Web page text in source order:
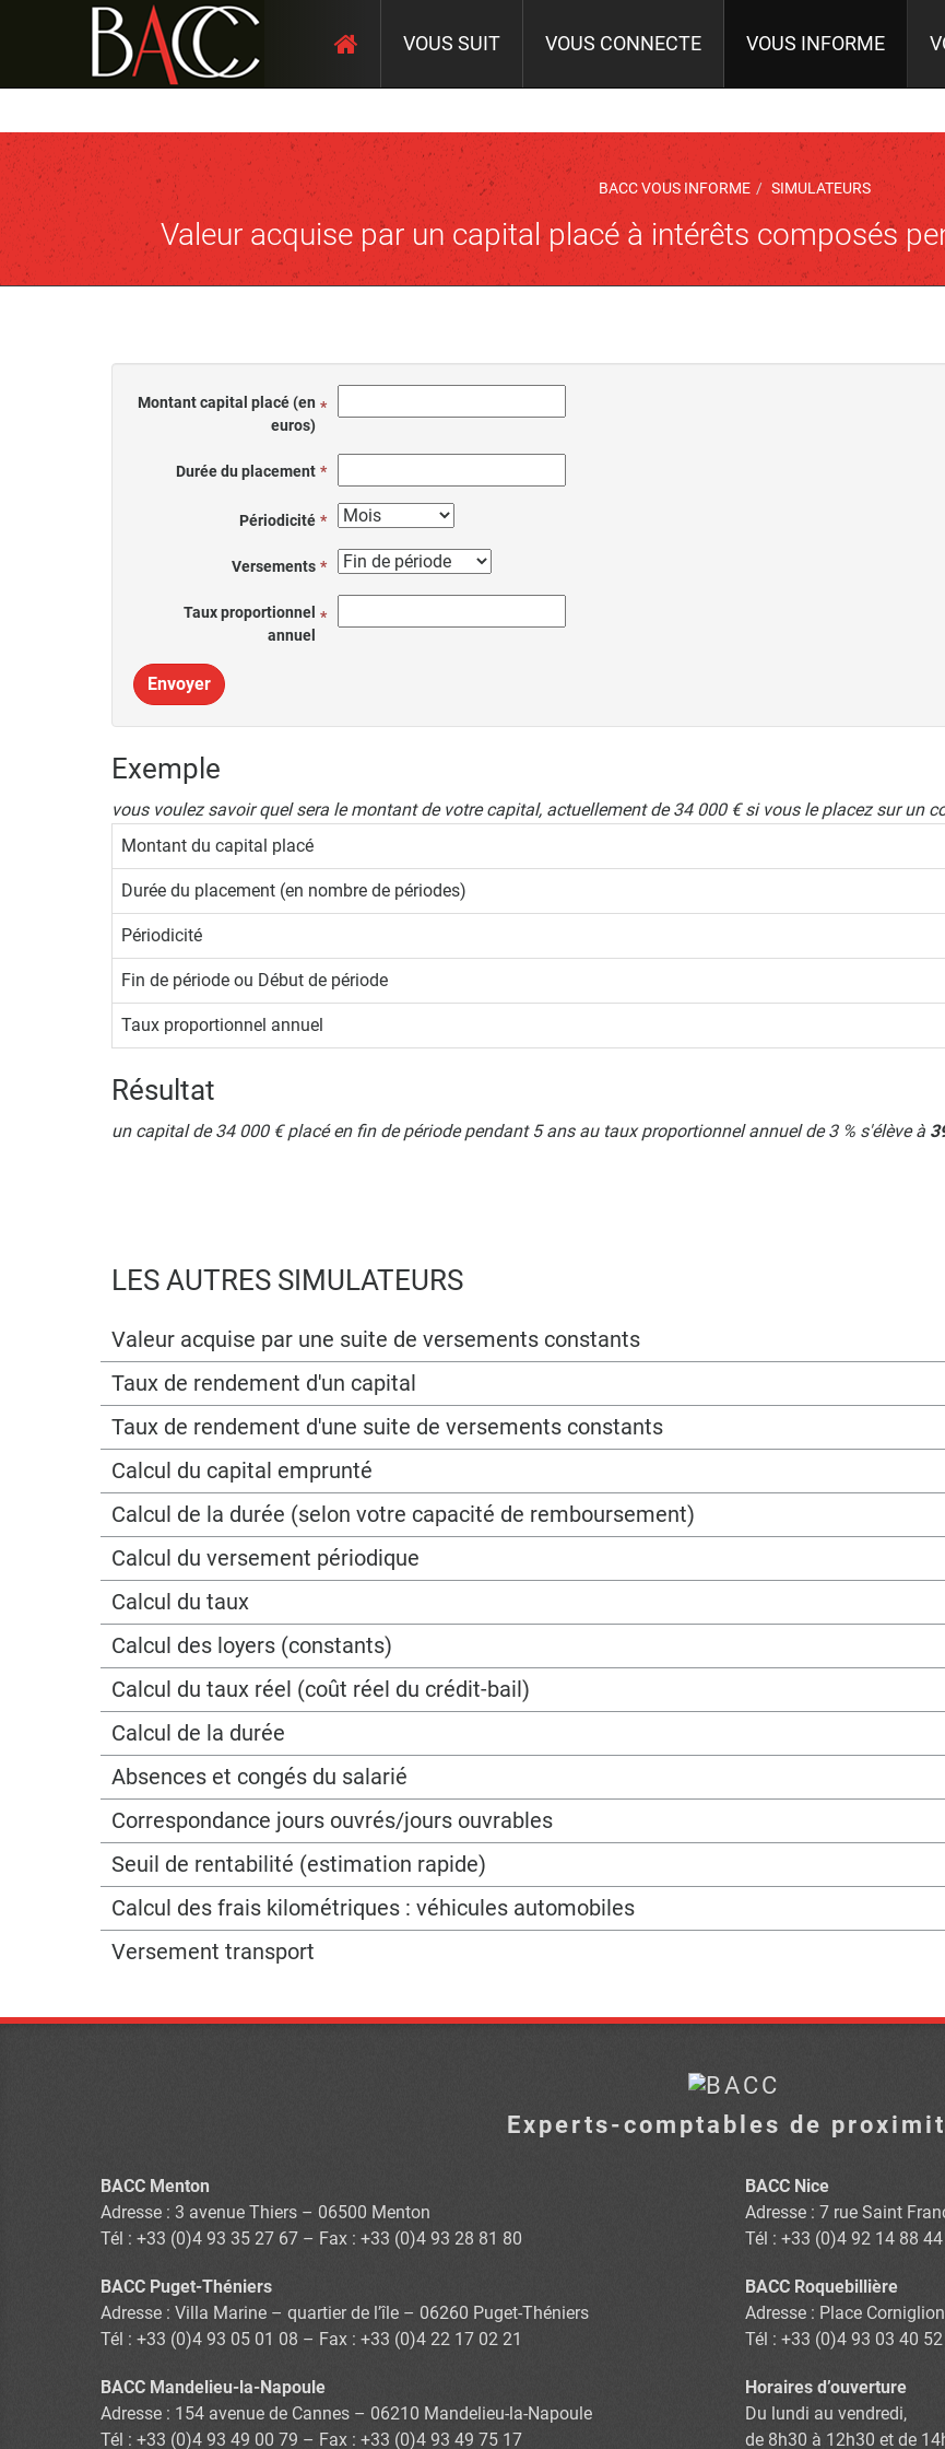
VOUS SUIT VOUS CONNECTE VOUS INFORME
BACC VOUS INFORME SIMULATEURS
Valeur acquise par un capital placé à intérêts composés
Montant capital placé (en
euros)
Durée du placement
Périodicité
Versements
Taux proportionnel
annuel
Envoyer
Exemple
vous voulez savoir quel sera le montant de votre capital, actuellement de 34 000 € si vous le placez sur un
Montant du capital placé
Durée du placement (en nombre de périodes)
Périodicité
Fin de période ou Début de période
Taux proportionnel annuel
Résultat
un capital de 34 000 € placé en fin de période pendant 5 ans au taux proportionnel annuel de 3 % s'élève à
LES AUTRES SIMULATEURS
Valeur acquise par une suite de versements constants
Taux de rendement d'un capital
Taux de rendement d'une suite de versements constants
Calcul du capital emprunté
Calcul de la durée (selon votre capacité de remboursement)
Calcul du versement périodique
Calcul du taux
Calcul des loyers (constants)
Calcul du taux réel (coût réel du crédit-bail)
Calcul de la durée
Absences et congés du salarié
Correspondance jours ouvrés/jours ouvrables
Seuil de rentabilité (estimation rapide)
Calcul des frais kilométriques : véhicules automobiles
Versement transport
Experts-comptables de
BACC Menton
Adresse : 3 avenue Thiers – 06500 Menton
Tél : +33 (0)4 93 35 27 67 – Fax : +33 (0)4 93 28 81 80
BACC Nice
Adresse : 7 rue Saint
Tél : +33 (0)4 92 14 88
BACC Puget-Théniers
Adresse : Villa Marine – quartier de l’île – 06260 Puget-Théniers
Tél : +33 (0)4 93 05 01 08 – Fax : +33 (0)4 22 17 02 21
BACC Roquebillière
Adresse : Place
Tél : +33 (0)4 93 03 40
BACC Mandelieu-la-Napoule
Adresse : 154 avenue de Cannes – 06210 Mandelieu-la-Napoule
Tél : +33 (0)4 93 49 00 79 – Fax : +33 (0)4 93 49 75 17
Horaires d’ouverture
Du lundi au vendredi,
de 8h30 à 12h30 et de